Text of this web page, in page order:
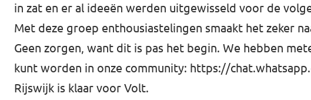
in zat en er al ideeën werden uitgewisseld voor de
Met deze groep enthousiastelingen smaakt het zeker
Geen zorgen, want dit is pas het begin. We hebben
kunt worden in onze community: https://
Rijswijk is klaar voor Volt.